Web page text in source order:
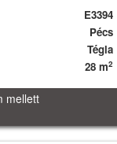
mellett
E3394
Pécs
Tégla
28 m2